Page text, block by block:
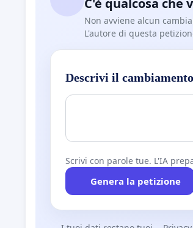
Non avviene alcun
L'autore di questa
Descrivi il
Scrivi con parole tue. L'IA
Genera la petizione